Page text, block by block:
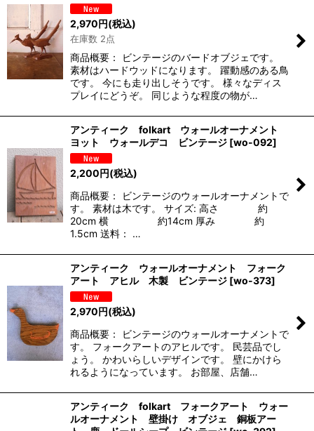
2,970円(税込)
在庫数 2点
商品概要： ビンテージのバードオブジェです。
素材はハードウッドになります。 躍動感のある鳥
です。 今にも走り出しそうです。 様々なディス
プレイにどうぞ。 同じような程度の物が…
アンティーク folkart ウォールオーナメント
ヨット ウォールデコ ビンテージ [wo-092]
2,200円(税込)
商品概要： ビンテージのウォールオーナメントで
す。 素材は木です。 サイズ: 高さ 約
20cm 横 約14cm 厚み 約
1.5cm 送料： …
アンティーク ウォールオーナメント フォーク
アート アヒル 木製 ビンテージ [wo-373]
2,970円(税込)
商品概要： ビンテージのウォールオーナメントで
す。 フォークアートのアヒルです。 民芸品でし
ょう。 かわいらしいデザインです。 壁にかけら
れるようになっています。 お部屋、店舗…
アンティーク folkart フォークアート ウォー
ルオーナメント 壁掛け オブジェ 銅板アー